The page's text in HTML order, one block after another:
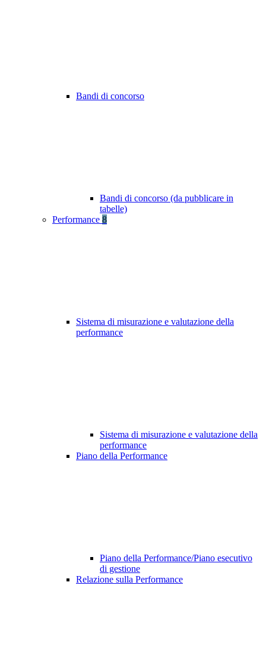
Bandi di concorso
Bandi di concorso (da pubblicare in
tabelle)
Performance 8
Sistema di misurazione e valutazione della
performance
Sistema di misurazione e valutazione della
performance
Piano della Performance
Piano della Performance/Piano esecutivo
di gestione
Relazione sulla Performance